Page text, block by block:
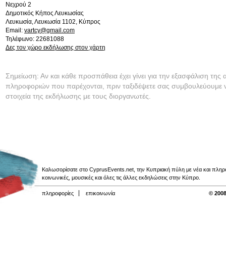
Νεχρού 2
Δημοτικός Κήπος Λευκωσίας
Λευκωσία,Λευκωσία 1102, Κύπρος
Email: vartcy@gmail.com
Τηλέφωνο: 22681088
Δες τον χώρο εκδήλωσης στον χάρτη
Σημείωση: Αν και κάθε προσπάθεια έχει γίνει για την εξασφάλιση της
πληροφοριών που παρέχονται, πριν ταξιδέψετε σας συμβουλεύουμε
στοιχεία της εκδήλωσης με τους διοργανωτές.
Καλωσορίσατε στο CyprusEvents.net, την Κυπριακή πύλη με νέα και
κοινωνικές, μουσικές και όλες τις άλλες εκδηλώσεις στην Κύπρο.
πληροφορίες επικοινωνία ©